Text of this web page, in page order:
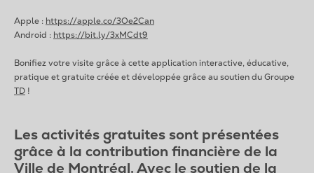
Apple : https://apple.co/3Oe2Can
Android : https://bit.ly/3xMCdt9
Bonifiez votre visite grâce à cette application interactive, éducative,
pratique et gratuite créée et développée grâce au soutien du Groupe
TD !
Les activités gratuites sont présentées
grâce à la contribution financière de la
Ville de Montréal. Avec le soutien de la